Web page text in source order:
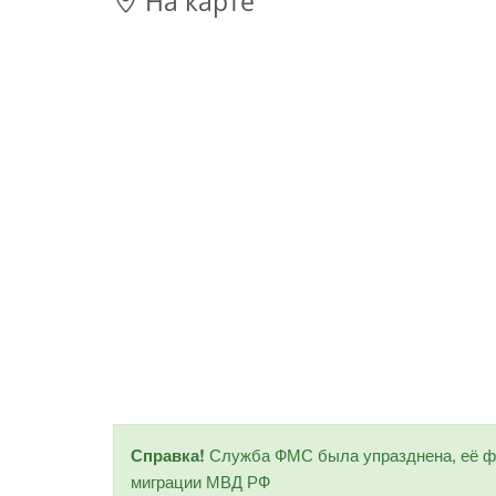
Справка! Служба ФМС была упразднена, её
миграции МВД РФ